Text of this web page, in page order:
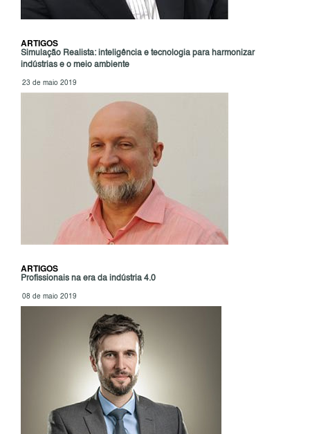
ARTIGOS
Simulação Realista: inteligência e tecnologia para harmonizar
indústrias e o meio ambiente
23 de maio 2019
ARTIGOS
Profissionais na era da indústria 4.0
08 de maio 2019